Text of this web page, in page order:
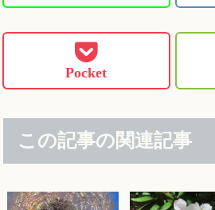
Pocket
この記事の関連記事